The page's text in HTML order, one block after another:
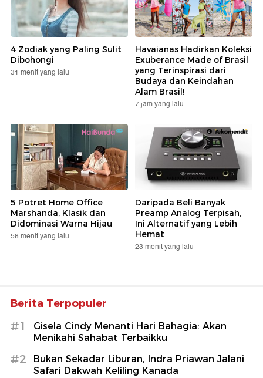
4 Zodiak yang Paling Sulit
Dibohongi
31 menit yang lalu
Havaianas Hadirkan Koleksi
Exuberance Made of Brasil
yang Terinspirasi dari
Budaya dan Keindahan
Alam Brasil!
7 jam yang lalu
5 Potret Home Office
Marshanda, Klasik dan
Didominasi Warna Hijau
56 menit yang lalu
Daripada Beli Banyak
Preamp Analog Terpisah,
Ini Alternatif yang Lebih
Hemat
23 menit yang lalu
Berita Terpopuler
#1
Gisela Cindy Menanti Hari Bahagia: Akan
Menikahi Sahabat Terbaikku
#2
Bukan Sekadar Liburan, Indra Priawan Jalani
Safari Dakwah Keliling Kanada